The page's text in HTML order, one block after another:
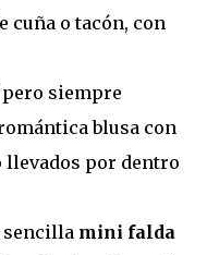
cuña o tacón, con
pero siempre
blusa con
llevados por dentro
sencilla mini falda